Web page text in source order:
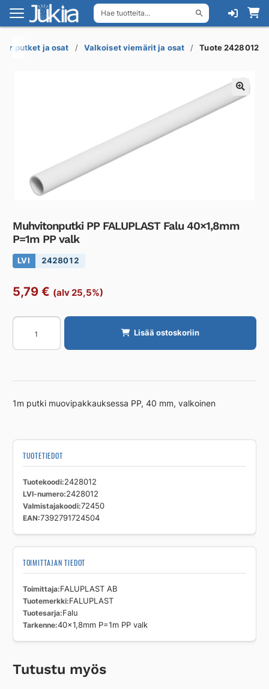
Hae tuotteita...
Siirry
navigointiin
Siirry
sisältöön
ja osat Valkoiset viemärit ja osat Tuote 2428012
Muhvitonputki PP FALUPLAST Falu 40×1,8mm
P=1m PP valk
LVI 2428012
5,79 € (alv 25,5%)
Muhvitonputki
FALUPLAST
40x1,8mm
PP
Lisää ostoskoriin
1m putki muovipakkauksessa PP, 40 mm, valkoinen
TUOTETIEDOT
Tuotekoodi 2428012
LVI-numero 2428012
Valmistajakoodi 72450
EAN 7392791724504
TOIMITTAJAN TIEDOT
Toimittaja FALUPLAST AB
Tuotemerkki FALUPLAST
Tuotesarja Falu
Tarkenne 40x1,8mm P=1m PP valk
Tutustu myös